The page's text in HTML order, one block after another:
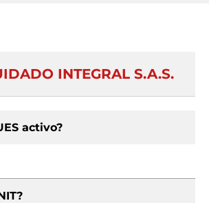
INTEGRAL S.A.S.
activo?